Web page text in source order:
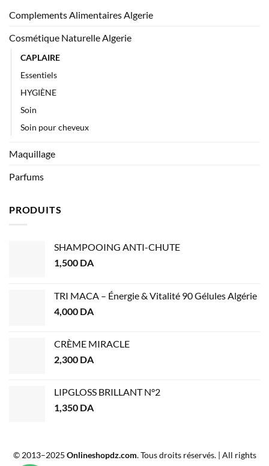
Complements Alimentaires Algerie
Cosmétique Naturelle Algerie
CAPLAIRE
Essentiels
HYGIÈNE
Soin
Soin pour cheveux
Maquillage
Parfums
PRODUITS
SHAMPOOING ANTI-CHUTE
1,500 DA
TRI MACA – Énergie & Vitalité 90 Gélules Algérie
4,000 DA
CRÈME MIRACLE
2,300 DA
LIPGLOSS BRILLANT N°2
1,350 DA
© 2013–2025 Onlineshopdz.com. Tous droits réservés. | All rights